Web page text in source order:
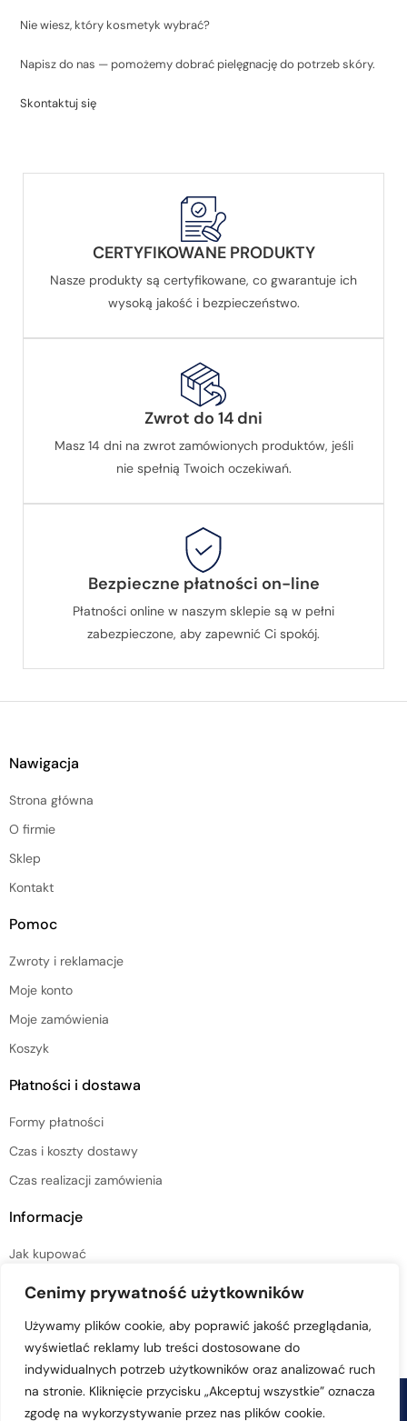
Cenimy prywatność użytkowników
Używamy plików cookie, aby poprawić jakość przeglądania,
wyświetlać reklamy lub treści dostosowane do
indywidualnych potrzeb użytkowników oraz analizować ruch
na stronie. Kliknięcie przycisku „Akceptuj wszystkie” oznacza
zgodę na wykorzystywanie przez nas plików cookie.
Nie wiesz, który kosmetyk wybrać?
Napisz do nas — pomożemy dobrać pielęgnację do potrzeb skóry.
Skontaktuj się
CERTYFIKOWANE PRODUKTY
Nasze produkty są certyfikowane, co gwarantuje ich
wysoką jakość i bezpieczeństwo.
Zwrot do 14 dni
Masz 14 dni na zwrot zamówionych produktów, jeśli
nie spełnią Twoich oczekiwań.
Bezpieczne płatności on-line
Płatności online w naszym sklepie są w pełni
zabezpieczone, aby zapewnić Ci spokój.
Nawigacja
Strona główna
O firmie
Sklep
Kontakt
Pomoc
Zwroty i reklamacje
Moje konto
Moje zamówienia
Koszyk
Płatności i dostawa
Formy płatności
Czas i koszty dostawy
Czas realizacji zamówienia
Informacje
Jak kupować
Regulamin sklepu
© Copyright 2026 naturalny-kosmetyk.pl – Kosmetyki naturalne